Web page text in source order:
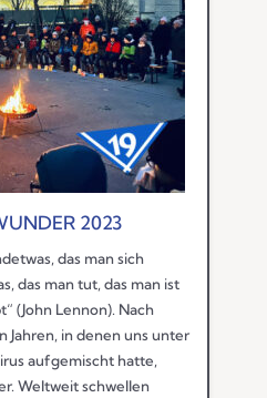
2023
das man sich
das man tut, das man ist
(John Lennon). Nach
Jahren, in denen uns unter
aufgemischt hatte,
Weltweit schwellen